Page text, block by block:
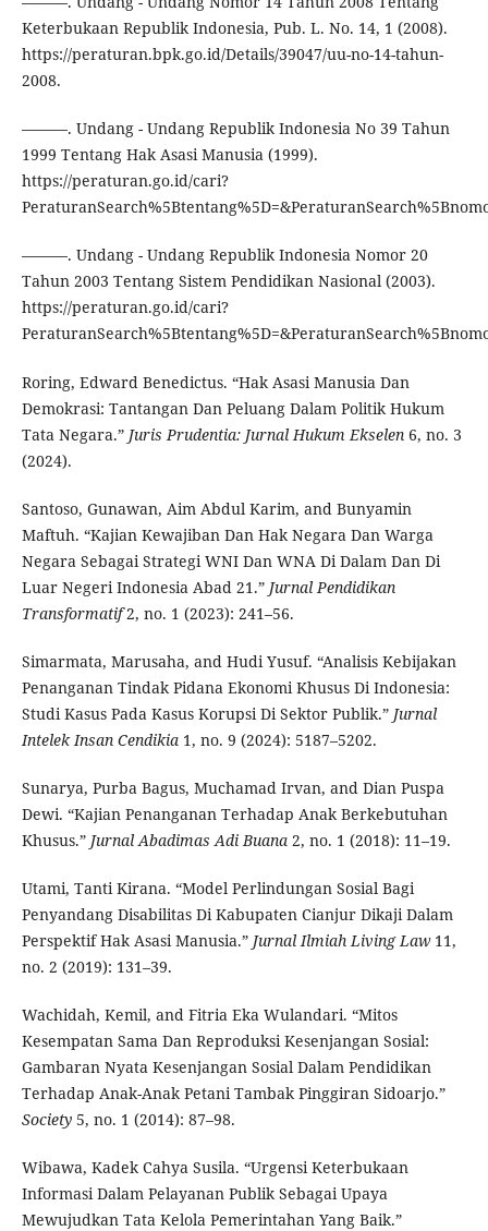
Keterbukaan Republik Indonesia, Pub. L. No. 14, 1 (2008).
https://peraturan.bpk.go.id/Details/39047/uu-no-14-tahun-
2008.
———. Undang - Undang Republik Indonesia No 39 Tahun
1999 Tentang Hak Asasi Manusia (1999).
https://peraturan.go.id/cari?
———. Undang - Undang Republik Indonesia Nomor 20
Tahun 2003 Tentang Sistem Pendidikan Nasional (2003).
https://peraturan.go.id/cari?
Roring, Edward Benedictus. “Hak Asasi Manusia Dan
Demokrasi: Tantangan Dan Peluang Dalam Politik Hukum
Tata Negara.” Juris Prudentia: Jurnal Hukum Ekselen6, no. 3
(2024).
Santoso, Gunawan, Aim Abdul Karim, and Bunyamin
Maftuh. “Kajian Kewajiban Dan Hak Negara Dan Warga
Negara Sebagai Strategi WNI Dan WNA Di Dalam Dan Di
Luar Negeri Indonesia Abad 21.” Jurnal Pendidikan
Transformatif2, no. 1 (2023): 241–56.
Simarmata, Marusaha, and Hudi Yusuf. “Analisis Kebijakan
Penanganan Tindak Pidana Ekonomi Khusus Di Indonesia:
Studi Kasus Pada Kasus Korupsi Di Sektor Publik.” Jurnal
Intelek Insan Cendikia1, no. 9 (2024): 5187–5202.
Sunarya, Purba Bagus, Muchamad Irvan, and Dian Puspa
Dewi. “Kajian Penanganan Terhadap Anak Berkebutuhan
Khusus.” Jurnal Abadimas Adi Buana2, no. 1 (2018): 11–19.
Utami, Tanti Kirana. “Model Perlindungan Sosial Bagi
Penyandang Disabilitas Di Kabupaten Cianjur Dikaji Dalam
Perspektif Hak Asasi Manusia.” Jurnal Ilmiah Living Law11,
no. 2 (2019): 131–39.
Wachidah, Kemil, and Fitria Eka Wulandari. “Mitos
Kesempatan Sama Dan Reproduksi Kesenjangan Sosial:
Gambaran Nyata Kesenjangan Sosial Dalam Pendidikan
Terhadap Anak-Anak Petani Tambak Pinggiran Sidoarjo.”
Society5, no. 1 (2014): 87–98.
Wibawa, Kadek Cahya Susila. “Urgensi Keterbukaan
Informasi Dalam Pelayanan Publik Sebagai Upaya
Mewujudkan Tata Kelola Pemerintahan Yang Baik.”